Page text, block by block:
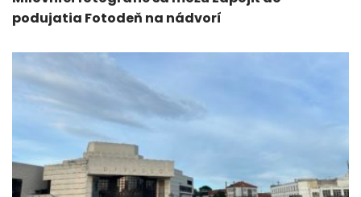
podujatia Fotodeň na nádvorí